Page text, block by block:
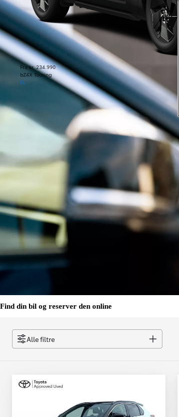
Fra kr. 234.990
bZ4X Touring
EL
Find din bil og reserver den online
Alle filtre